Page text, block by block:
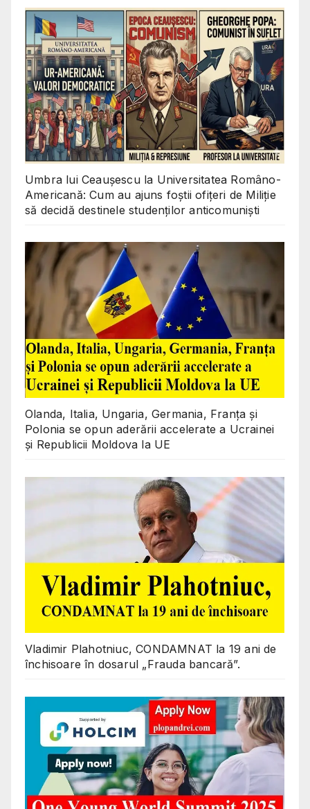
Umbra lui Ceaușescu la Universitatea Româno-
Americană: Cum au ajuns foștii ofițeri de Miliție
să decidă destinele studenților anticomuniști
Olanda, Italia, Ungaria, Germania, Franța și
Polonia se opun aderării accelerate a Ucrainei
și Republicii Moldova la UE
Vladimir Plahotniuc, CONDAMNAT la 19 ani de
închisoare în dosarul „Frauda bancară”.